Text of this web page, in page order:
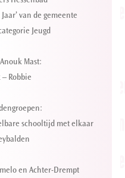
van de gemeente
Jeugd
Mast:
Robbie
schooltijd met elkaar
en Achter-Drempt